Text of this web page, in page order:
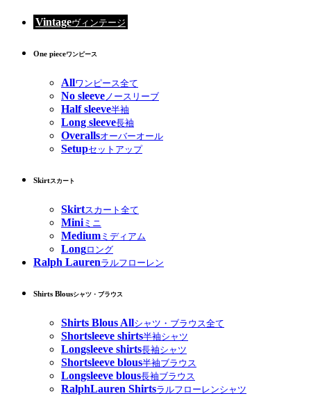
Vintageヴィンテージ
One pieceワンピース
Allワンピース全て
No sleeveノースリーブ
Half sleeve半袖
Long sleeve長袖
Overallsオーバーオール
Setupセットアップ
Skirtスカート
Skirtスカート全て
Miniミニ
Medium ミディアム
Longロング
Ralph Laurenラルフローレン
Shirts Blousシャツ・ブラウス
Shirts Blous Allシャツ・ブラウス全て
Shortsleeve shirts半袖シャツ
Longsleeve shirts長袖シャツ
Shortsleeve blous半袖ブラウス
Longsleeve blous長袖ブラウス
RalphLauren Shirtsラルフローレンシャツ